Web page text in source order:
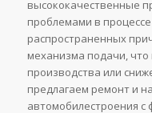
высококачественные
проблемами в
распространенных
механизма подачи,
производства или
предлагаем ремонт и
автомобилестроения